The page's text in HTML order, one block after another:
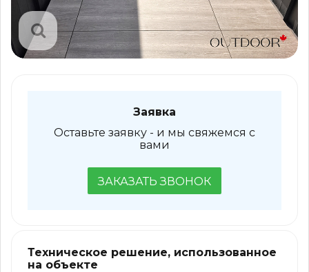
Заявка
Оставьте заявку - и мы свяжемся с
вами
ЗАКАЗАТЬ ЗВОНОК
Техническое решение, использованное
на объекте